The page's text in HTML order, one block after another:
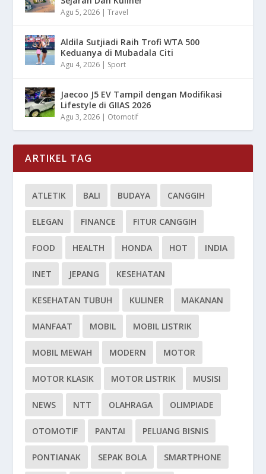
Agu 5, 2026 |Travel
Aldila Sutjiadi Raih Trofi WTA 500
Keduanya di Mubadala Citi
Agu 4, 2026 | Sport
Jaecoo J5 EV Tampil dengan Modifikasi
Lifestyle di GIIAS 2026
Agu 3, 2026 | Otomotif
ARTIKEL TAG
ATLETIK BALI BUDAYA CANGGIH
ELEGAN FINANCE FITUR CANGGIH
FOOD HEALTH HONDA HOT INDIA
INET JEPANG KESEHATAN
KESEHATAN TUBUH KULINER MAKANAN
MANFAAT MOBIL MOBIL LISTRIK
MOBIL MEWAH MODERN MOTOR
MOTOR KLASIK MOTOR LISTRIK MUSISI
NEWS NTT OLAHRAGA OLIMPIADE
OTOMOTIF PANTAI PELUANG BISNIS
PONTIANAK SEPAK BOLA SMARTPHONE